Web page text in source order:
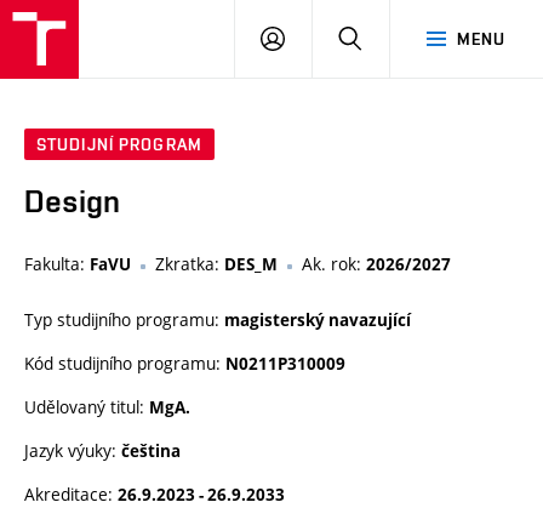
MENU
PŘIHLÁSIT
STUDIJNÍ PROGRAM
Design
Fakulta: FaVU Zkratka: DES_M Ak. rok: 2026/2027
Typ studijního programu: magisterský navazující
Kód studijního programu: N0211P310009
Udělovaný titul: MgA.
Jazyk výuky: čeština
Akreditace: 26.9.2023 - 26.9.2033